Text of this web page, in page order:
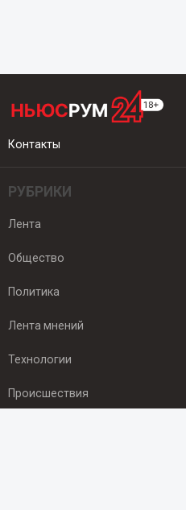
Контакты
РУБРИКИ
Лента
Общество
Политика
Лента мнений
Технологии
Происшествия